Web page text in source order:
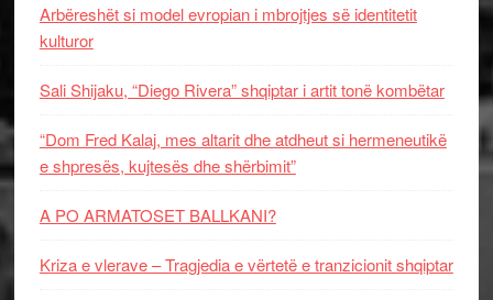
Arbëreshët si model evropian i mbrojtjes së identitetit
kulturor
Sali Shijaku, “Diego Rivera” shqiptar i artit tonë kombëtar
“Dom Fred Kalaj, mes altarit dhe atdheut si hermeneutikë
e shpresës, kujtesës dhe shërbimit”
A PO ARMATOSET BALLKANI?
Kriza e vlerave – Tragjedia e vërtetë e tranzicionit shqiptar